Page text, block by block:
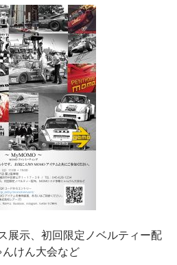
展示、初回限定ノベルティー配
けん大会など